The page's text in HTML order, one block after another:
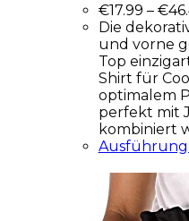
€17.99 – €
Die
und vorne
Top
Shirt für
optimalem
perfekt mit
kombiniert